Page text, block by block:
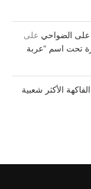
على الضواحي على
تحت اسم “عربة
الأكثر شعبية